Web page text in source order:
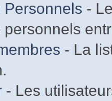
Personnels -
personnels
- La
- Les